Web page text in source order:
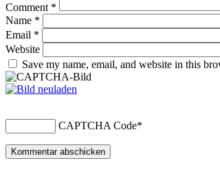
Comment *
Name *
Email *
Website
Save my name, email, and website in this
CAPTCHA Code*